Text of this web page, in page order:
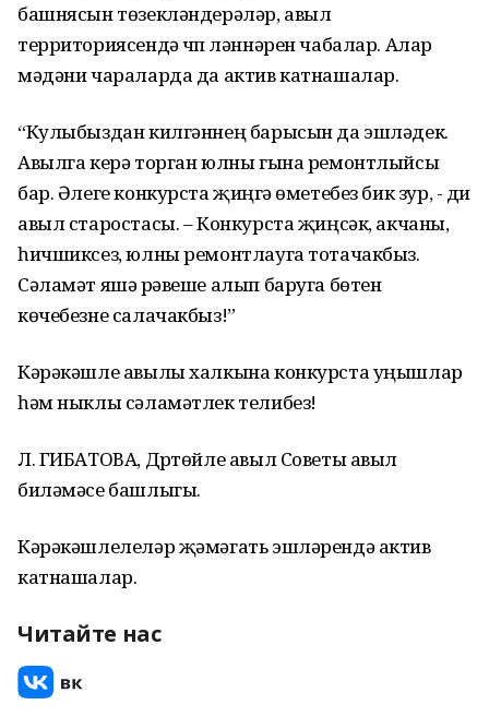
башнясын төзекләндерәләр, авыл
территориясендә чүп үләннәрен чабалар. Алар
мәдәни чараларда да актив катнашалар.
“Кулыбыздан килгәннең барысын да эшләдек.
Авылга керә торган юлны гына ремонтлыйсы
бар. Әлеге конкурста җиңүгә өметебез бик зур, - ди
авыл старостасы. – Конкурста җиңсәк, акчаны,
һичшиксез, юлны ремонтлауга тотачакбыз.
Сәламәт яшәү рәвеше алып баруга бөтен
көчебезне салачакбыз!”
Кәрәкәшле авылы халкына конкурста уңышлар
һәм ныклы сәламәтлек телибез!
Л. ГИБАТОВА, Дүртөйле авыл Советы авыл
биләмәсе башлыгы.
Кәрәкәшлелеләр җәмәгать эшләрендә актив
катнашалар.
Читайте нас